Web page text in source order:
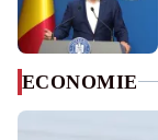
ECONOMIE